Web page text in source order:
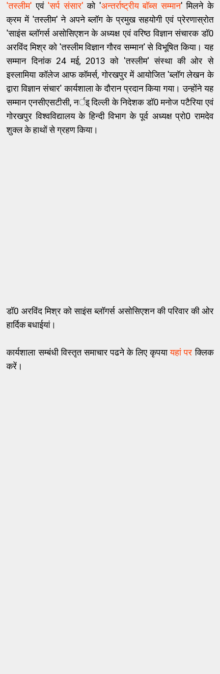
'तस्लीम' एवं 'सर्प संसार' को 'अन्तर्राष्ट्रीय बॉब्स सम्मान' मिलने के
क्रम में 'तस्लीम' ने अपने ब्लॉग के प्रमुख सहयोगी एवं प्रेरणास्रोत
'साइंस ब्लॉगर्स असोसिएशन के अध्यक्ष एवं वरिष्ठ विज्ञान संचारक डॉ0
अरविंद मिश्र को 'तस्लीम विज्ञान गौरव सम्मान' से विभूषित किया। यह
सम्मान दिनांक 24 मई, 2013 को 'तस्लीम' संस्था की ओर से
इस्लामिया कॉलेज आफ कॉमर्स, गोरखपुर में आयोजित 'ब्लॉग लेखन के
द्वारा विज्ञान संचार' कार्यशाला के दौरान प्रदान किया गया। उन्होंने यह
सम्मान एनसीएसटीसी, नर्इ् दिल्ली के निदेशक डॉ0 मनोज पटैरिया एवं
गोरखपुर ​विश्वविद्यालय के हिन्दी विभाग के पूर्व अध्यक्ष प्रो0 रामदेव
शुक्ल के हाथों से ग्रहण किया।
डॉ0 अरविंद मिश्र को साइंस ब्लॉगर्स असोसिएशन की परिवार की ओर
हार्दिक बधाईयां।
कार्यशाला सम्बंधी विस्तृत समाचार पढने के लिए कृपयायहां पर क्लिक
करें।